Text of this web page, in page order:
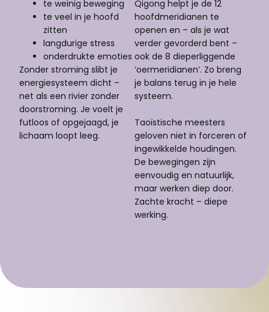
te weinig beweging
te veel in je hoofd
zitten
langdurige stress
onderdrukte emoties
Zonder stroming slibt je
energiesysteem dicht –
net als een rivier zonder
doorstroming. Je voelt je
futloos of opgejaagd, je
lichaam loopt leeg.
Qigong helpt je de 12
hoofdmeridianen te
openen en – als je wat
verder gevorderd bent –
ook de 8 dieperliggende
‘oermeridianen’. Zo breng
je balans terug in je hele
systeem.
Taoïstische meesters
geloven niet in forceren of
ingewikkelde houdingen.
De bewegingen zijn
eenvoudig en natuurlijk,
maar werken diep door.
Zachte kracht – diepe
werking.